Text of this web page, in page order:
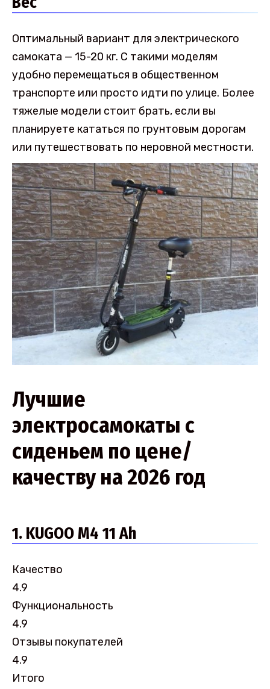
Оптимальный вариант для электрического
самоката — 15-20 кг. С такими моделям
удобно перемещаться в общественном
транспорте или просто идти по улице. Более
тяжелые модели стоит брать, если вы
планируете кататься по грунтовым дорогам
или путешествовать по неровной местности.
Лучшие
электросамокаты с
сиденьем по цене/
качеству на 2026 год
1. KUGOO M4 11 Ah
Качество
4.9
Функциональность
4.9
Отзывы покупателей
4.9
Итого